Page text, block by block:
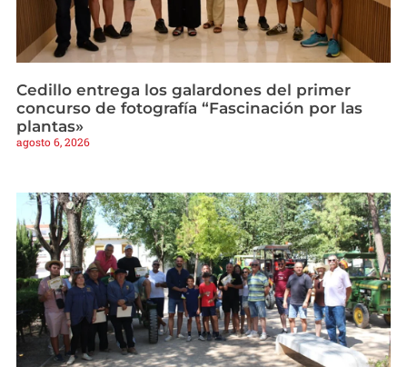
Cedillo entrega los galardones del primer
concurso de fotografía “Fascinación por las
plantas»
agosto 6, 2026